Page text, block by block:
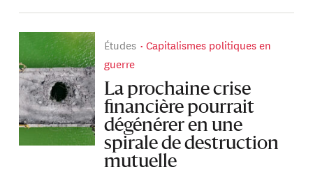
Études
Capitalismes politiques en
guerre
La prochaine crise
financière pourrait
dégénérer en une
spirale de destruction
mutuelle